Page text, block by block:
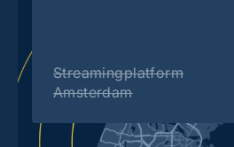
Streamingplatform
Amsterdam